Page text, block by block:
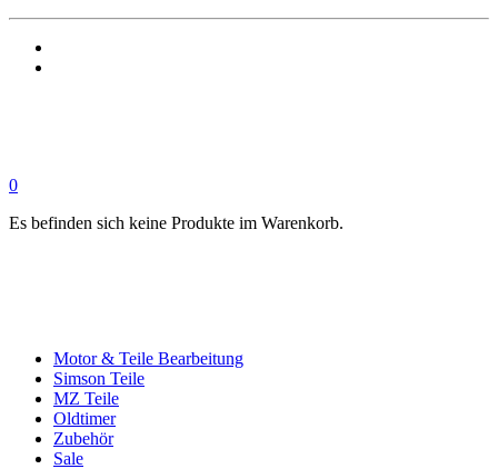
0
Es befinden sich keine Produkte im Warenkorb.
Motor & Teile Bearbeitung
Simson Teile
MZ Teile
Oldtimer
Zubehör
Sale